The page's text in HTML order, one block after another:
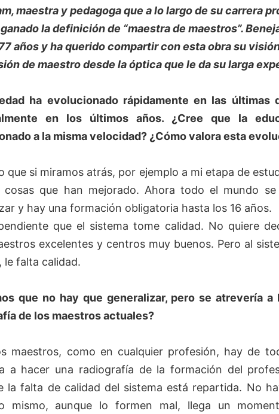
maestra y pedagoga que a lo largo de su carrera
la definición de “maestra de maestros”.
años y ha querido compartir con esta obra su
de maestro desde la óptica que le da su larga
ha evolucionado rápidamente en las últimas
en los últimos años. ¿Cree que la
a la misma velocidad? ¿Cómo valora esta
que si miramos atrás, por ejemplo a mi etapa de
cosas que han mejorado. Ahora todo el mundo
y hay una formación obligatoria hasta los 16 años.
que el sistema tome calidad. No quiere
excelentes y centros muy buenos. Pero al
le falta calidad.
que no hay que generalizar, pero se atrevería a
de los maestros actuales?
maestros, como en cualquier profesión, hay de
a hacer una radiografía de la formación del
la falta de calidad del sistema está repartida. No
mismo, aunque lo formen mal, llega un